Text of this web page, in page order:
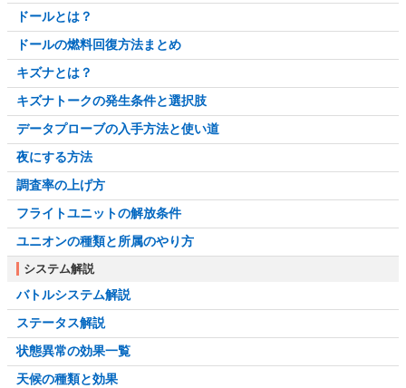
ドールとは？
ドールの燃料回復方法まとめ
キズナとは？
キズナトークの発生条件と選択肢
データプローブの入手方法と使い道
夜にする方法
調査率の上げ方
フライトユニットの解放条件
ユニオンの種類と所属のやり方
システム解説
バトルシステム解説
ステータス解説
状態異常の効果一覧
天候の種類と効果